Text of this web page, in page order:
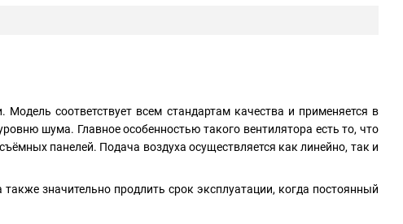
соответствует всем стандартам качества и применяется в
шума. Главное особенностью такого вентилятора есть то, что
панелей. Подача воздуха осуществляется как линейно, так и
значительно продлить срок эксплуатации, когда постоянный